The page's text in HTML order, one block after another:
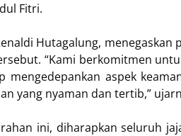
Fitri.
Hutagalung,
“Kami berkomitmen
mengedepankan aspek
yang nyaman dan tertib,”
ini, diharapkan seluruh